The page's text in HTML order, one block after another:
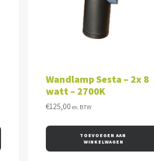
Wandlamp Sesta – 2x 8
watt – 2700K
€125,00 ex. BTW
TOEVOEGEN AAN
WINKELWAGEN